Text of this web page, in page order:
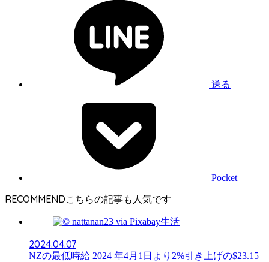
送る
Pocket
RECOMMEND
生活
2024.04.07
NZの最低時給 2024 年4月1日より2%引き上げの$23.15